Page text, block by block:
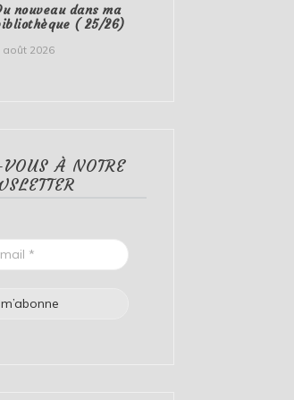
nouveau dans ma
( 25/26)
août 2026
À NOTRE